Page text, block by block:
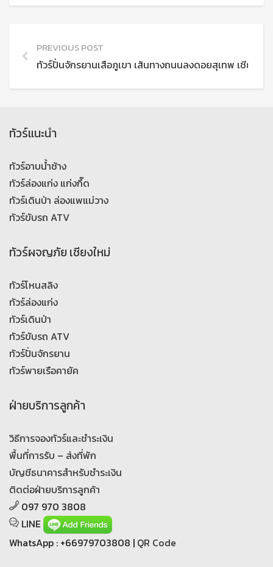
PREVIOUS POST
ทัวร์ปั่นจักรยานเสือภูเขา เส้นทางถนนลงดอยสุเทพ เชียงใหม่
ทัวร์แนะนำ
ทัวร์อาบน้ำช้าง
ทัวร์ล่องแก่ง แก่งกึ๊ด
ทัวร์เดินป่า ล่องแพแม่วาง
ทัวร์ขับรถ ATV
ทัวร์ผจญภัย เชียงใหม่
ทัวร์โหนสลิง
ทัวร์ล่องแก่ง
ทัวร์เดินป่า
ทัวร์ขับรถ ATV
ทัวร์ปั่นจักรยาน
ทัวร์พายเรือคายัค
ฝ่ายบริการลูกค้า
วิธีการจองทัวร์และชำระเงิน
พื้นที่การรับ – ส่งที่พัก
บัญชีธนาคารสำหรับชำระเงิน
ติดต่อฝ่ายบริการลูกค้า
097 970 3808
LINE
WhatsApp : +66979703808 | QR Code